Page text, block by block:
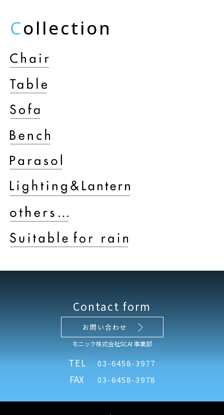
Collection
Contact form
お問い合わせ
モニック株式会社SCAI 事業部
TEL 03-6458-3977
FAX 03-6458-3978